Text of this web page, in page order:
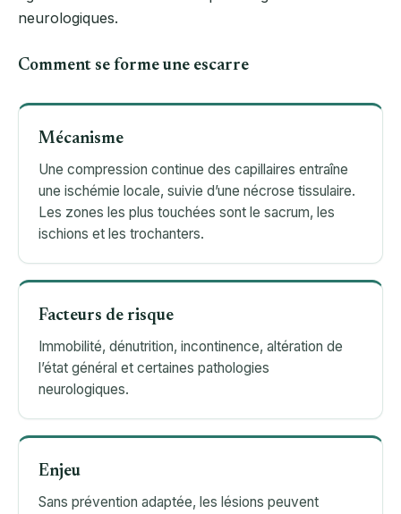
neurologiques.
Comment se forme une escarre
Mécanisme
Une compression continue des capillaires entraîne
une ischémie locale, suivie d’une nécrose tissulaire.
Les zones les plus touchées sont le sacrum, les
ischions et les trochanters.
Facteurs de risque
Immobilité, dénutrition, incontinence, altération de
l’état général et certaines pathologies
neurologiques.
Enjeu
Sans prévention adaptée, les lésions peuvent